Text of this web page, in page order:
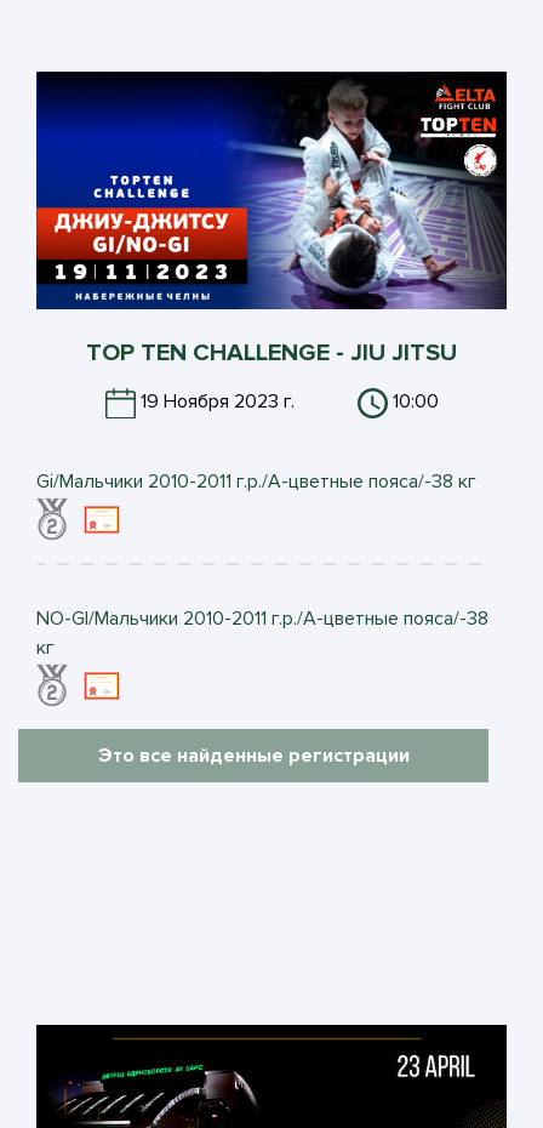
TOP TEN CHALLENGE - JIU JITSU
19 Ноября 2023 г. 10:00
Gi/Мальчики 2010-2011 г.р./А-цветные пояса/-38 кг
NO-GI/Мальчики 2010-2011 г.р./А-цветные пояса/-38
кг
Это все найденные регистрации